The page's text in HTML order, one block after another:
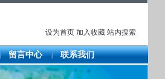
设为首页 加入收藏 站内搜索
留言中心 联系我们